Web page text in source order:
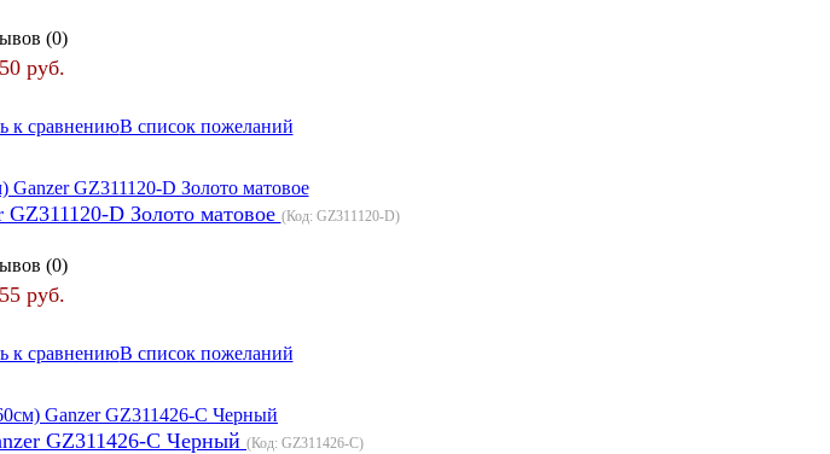
(0)
руб.
к сравнениюВ список пожеланий
D Золото матовое (Код: GZ311120-D)
(0)
руб.
к сравнениюВ список пожеланий
GZ311426-C Черный (Код: GZ311426-C)